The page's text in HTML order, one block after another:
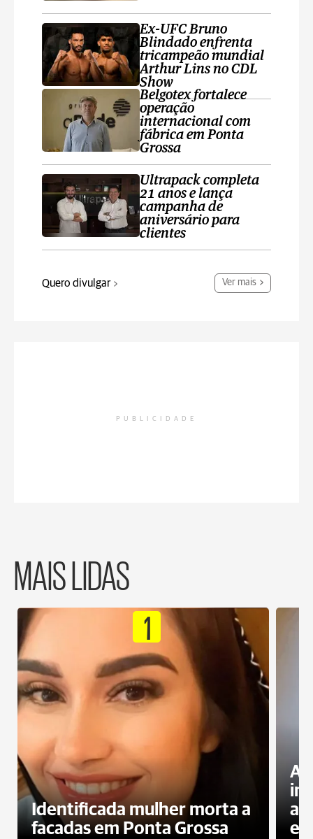
Ex-UFC Bruno
Blindado enfrenta
tricampeão mundial
Arthur Lins no CDL
Show
Belgotex fortalece
operação
internacional com
fábrica em Ponta
Grossa
Ultrapack completa
21 anos e lança
campanha de
aniversário para
clientes
Quero divulgar Ver mais
PUBLICIDADE
MAIS LIDAS
1
Identificada mulher morta a
facadas em Ponta Grossa